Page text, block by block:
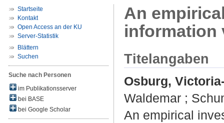
Startseite
Kontakt
Open Access an der KU
Server-Statistik
Blättern
Suchen
Suche nach Personen
im Publikationsserver
bei BASE
bei Google Scholar
An
information
Titelangaben
Osburg,
Waldemar ;
An empirical